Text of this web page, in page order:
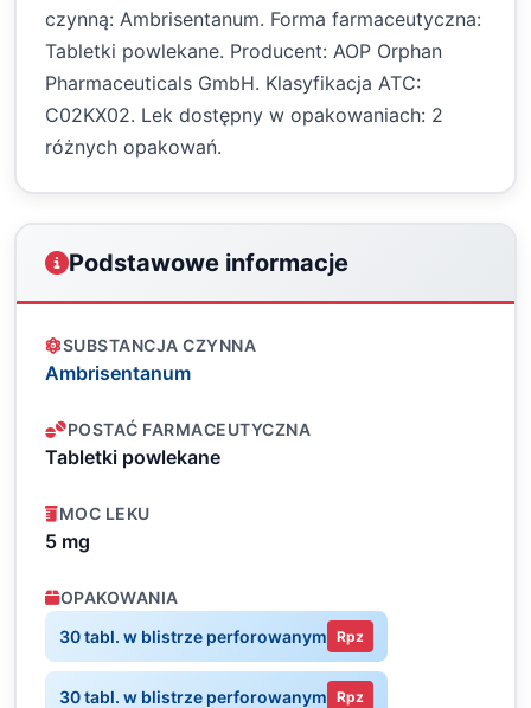
czynną: Ambrisentanum. Forma farmaceutyczna:
Tabletki powlekane. Producent: AOP Orphan
Pharmaceuticals GmbH. Klasyfikacja ATC:
C02KX02. Lek dostępny w opakowaniach: 2
różnych opakowań.
Podstawowe informacje
SUBSTANCJA CZYNNA
Ambrisentanum
POSTAĆ FARMACEUTYCZNA
Tabletki powlekane
MOC LEKU
5 mg
OPAKOWANIA
30 tabl. w blistrze perforowanym Rpz
30 tabl. w blistrze perforowanym Rpz